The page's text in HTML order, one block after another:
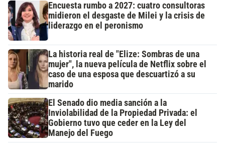
Encuesta rumbo a 2027: cuatro consultoras
midieron el desgaste de Milei y la crisis de
liderazgo en el peronismo
La historia real de "Elize: Sombras de una
mujer", la nueva película de Netflix sobre el
caso de una esposa que descuartizó a su
marido
El Senado dio media sanción a la
Inviolabilidad de la Propiedad Privada: el
Gobierno tuvo que ceder en la Ley del
Manejo del Fuego